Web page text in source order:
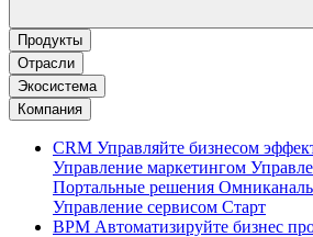
Продукты
Отрасли
Экосистема
Компания
CRM Управляйте бизнесом
Управление маркетингом
Портальные решения
Управление сервисом Старт
BPM Автоматизируйте бизнес